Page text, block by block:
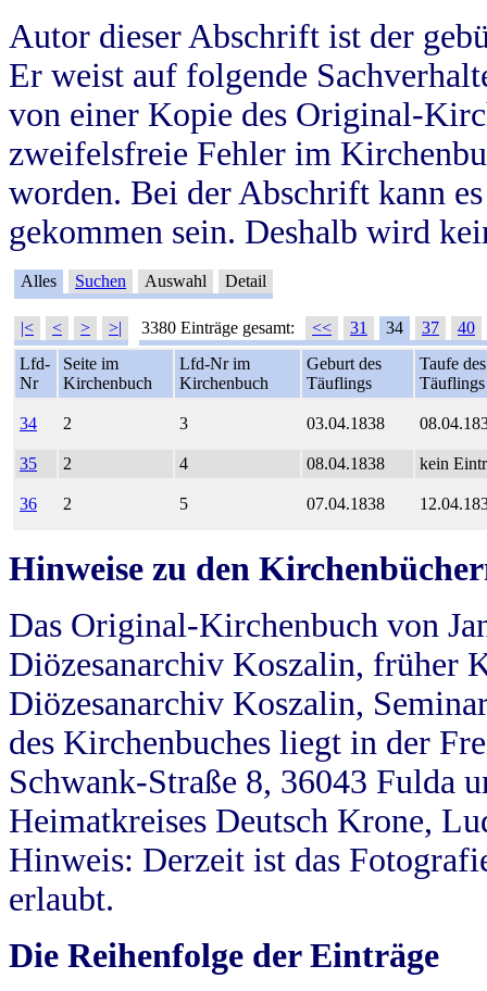
Autor dieser Abschrift ist der
Er weist auf folgende
von einer Kopie des Original-
zweifelsfreie Fehler im
worden. Bei der Abschrift kann
gekommen sein. Deshalb wird
Alles Suchen Auswahl Detail
|< < > >| 3380 Einträge gesamt: << 31 34 37
40
Lfd-
Nr
Seite im
Kirchenbuch
Lfd-Nr im
Kirchenbuch
Geburt des
Täuflings
Taufe des
Täuflings
34 2 3 03.04.1838
35 2 4 08.04.1838 kein
36 2 5 07.04.1838
Hinweise zu den
Das Original-Kirchenbuch von
Diözesanarchiv Koszalin, früher
Diözesanarchiv Koszalin,
des Kirchenbuches liegt in der
Schwank-Straße 8, 36043 Fulda
Heimatkreises Deutsch Krone,
Hinweis: Derzeit ist das
erlaubt.
Die Reihenfolge der Einträge